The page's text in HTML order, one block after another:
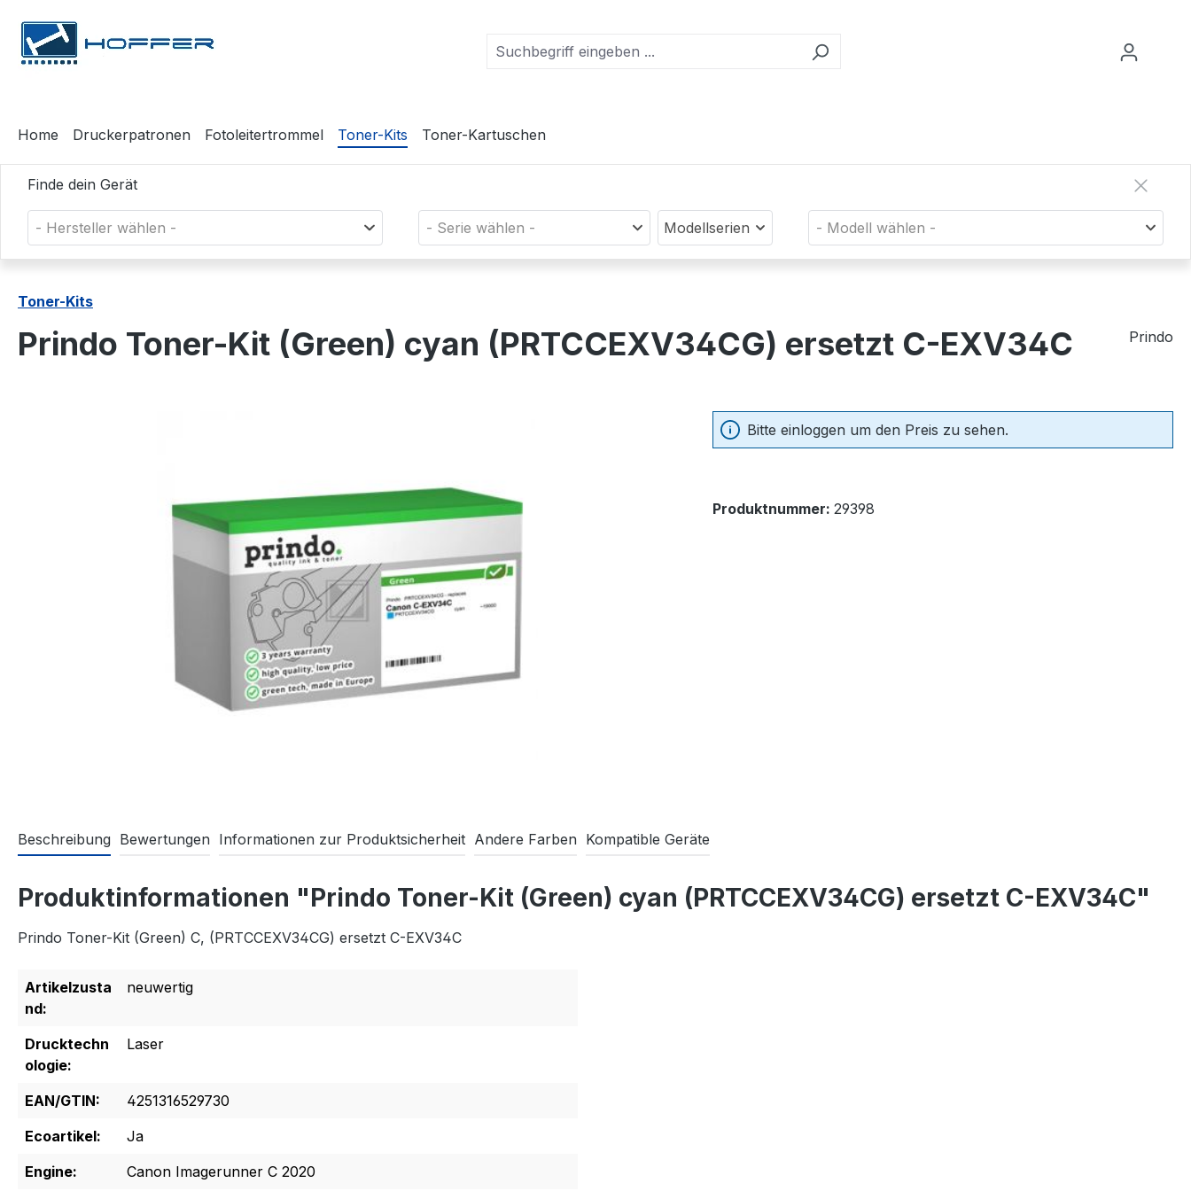
Hauptinhalt springen
Zur Suche springen
Zur Hauptnavigation springen
Home Druckerpatronen Fotoleitertrommel Toner-Kits Toner-Kartuschen
Finde dein Gerät
- Hersteller wählen - - Serie wählen - Modellserien - Modell wählen -
Toner-Kits
Prindo Toner-Kit (Green) cyan (PRTCCEXV34CG) ersetzt C-EXV34C Prindo
Bitte einloggen um den Preis zu sehen.
Produktnummer: 29398
Beschreibung Bewertungen Informationen zur Produktsicherheit Andere Farben Kompatible Geräte
Produktinformationen "Prindo Toner-Kit (Green) cyan (PRTCCEXV34CG) ersetzt C-EXV34C"
Prindo Toner-Kit (Green) C, (PRTCCEXV34CG) ersetzt C-EXV34C
Artikelzusta
nd:
neuwertig
Drucktechn
ologie:
Laser
EAN/GTIN:
4251316529730
Ecoartikel:
Ja
Engine:
Canon Imagerunner C 2020